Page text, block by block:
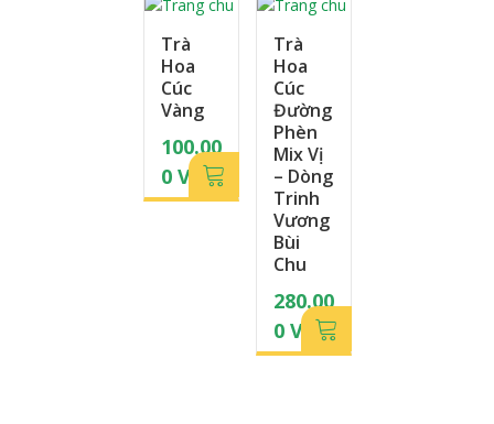
Trà
Hoa
Cúc
Vàng
100.00
0 VN
D
Trà
Hoa
Cúc
Đường
Phèn
Mix Vị
– Dòng
Trinh
Vương
Bùi
Chu
280.00
0 VN
D